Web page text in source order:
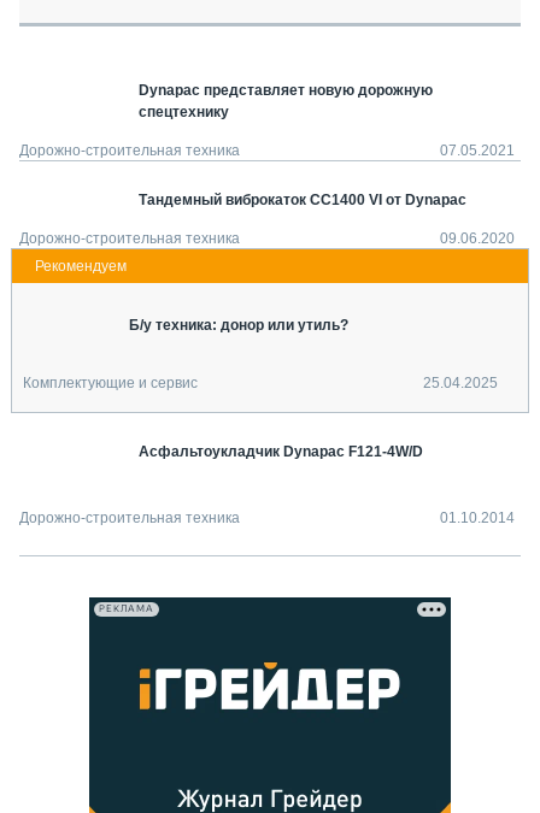
МЕРОПРИЯТИЯ
СТАТЬИ ПО КАТЕГОРИЯМ ТЕХНИКИ
О ПРОЕКТЕ
Dynapac представляет новую дорожную
спецтехнику
Дорожно-строительная техника 07.05.2021
Тандемный виброкаток CC1400 VI от Dynapac
Дорожно-строительная техника 09.06.2020
Б/у техника: донор или утиль?
Комплектующие и сервис 25.04.2025
Асфальтоукладчик Dynapac F121-4W/D
Дорожно-строительная техника 01.10.2014
РЕКЛАМА